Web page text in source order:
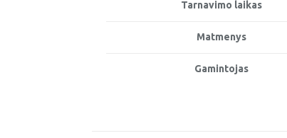
Tarnavimo laikas
Matmenys
Gamintojas